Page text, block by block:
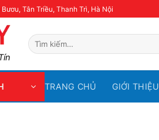
Tân Triều, Thanh Trì, Hà Nội
Tìm
kiếm:
TRANG CHỦ GIỚI THIỆU